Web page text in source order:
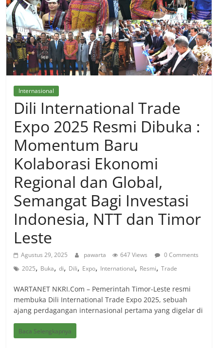
Internasional
Dili International Trade
Expo 2025 Resmi Dibuka :
Momentum Baru
Kolaborasi Ekonomi
Regional dan Global,
Semangat Bagi Investasi
Indonesia, NTT dan Timor
Leste
Agustus 29, 2025 pawarta 647 Views
0 Comments
2025, Buka,di, Dili, Expo, International, Resmi,Trade
WARTANET NKRI.Com – Pemerintah Timor-Leste resmi
membuka Dili International Trade Expo 2025, sebuah
ajang perdagangan internasional pertama yang digelar di
Baca Selengkapnya